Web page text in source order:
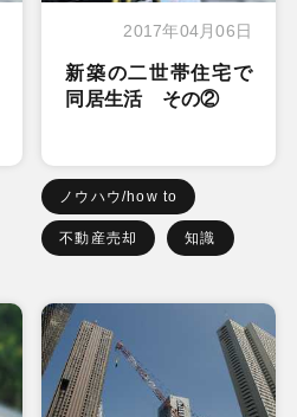
2017年04月06日
新築の二世帯住宅で
同居生活 その②
ノウハウ/how to
不動産売却 知識